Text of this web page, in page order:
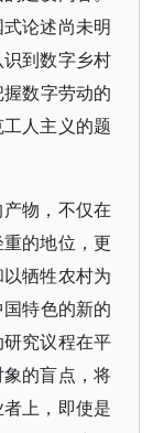
论述尚未明
到数字乡村
数字劳动的
人主义的题
物，不仅在
的地位，更
牺牲农村为
特色的新的
究议程在平
的盲点，将
上，即使是